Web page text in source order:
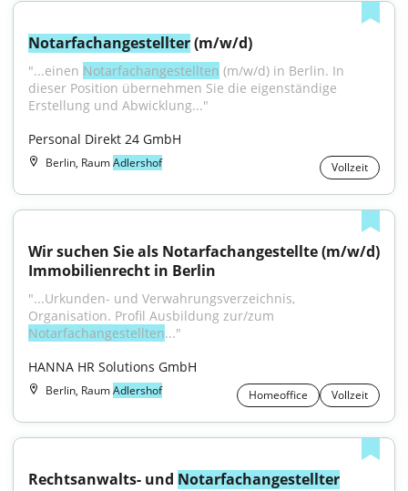
Notarfachangestellter (m/w/d)
"...einen Notarfachangestellten (m/w/d) in Berlin. In
dieser Position übernehmen Sie die eigenständige
Erstellung und Abwicklung..."
Personal Direkt 24 GmbH
Berlin, RaumAdlershof Vollzeit
Wir suchen Sie als Notarfachangestellte (m/w/d)
Immobilienrecht in Berlin
"...Urkunden- und Verwahrungsverzeichnis,
Notarfachangestellten..."
HANNA HR Solutions GmbH
Berlin, RaumAdlershof Homeoffice Vollzeit
Rechtsanwalts- und Notarfachangestellter